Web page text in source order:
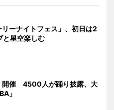
ーナイトフェス」、初日は2
星空楽しむ
開催 4500人が踊り披露、大
」